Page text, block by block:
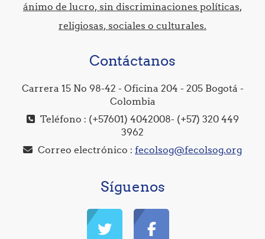
ánimo de lucro, sin discriminaciones políticas,
religiosas, sociales o culturales.
Contáctanos
Carrera 15 No 98-42 - Oficina 204 - 205 Bogotá -
Colombia
Teléfono : (+57601) 4042008- (+57) 320 449
3962
Correo electrónico : fecolsog@fecolsog.org
Síguenos